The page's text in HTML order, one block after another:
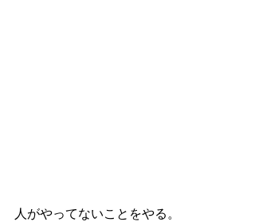
人がやってないことをやる。